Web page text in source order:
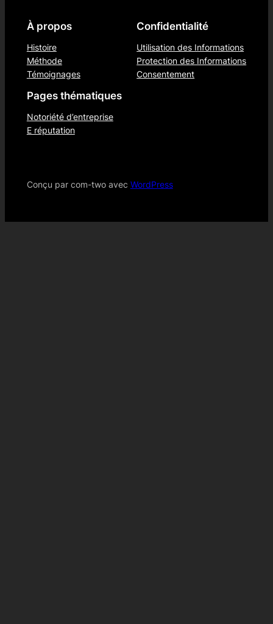
À propos
Histoire
Méthode
Témoignages
Confidentialité
Utilisation des Informations
Protection des Informations
Consentement
Pages thématiques
Notoriété d’entreprise
E réputation
Conçu par com-two avec WordPress